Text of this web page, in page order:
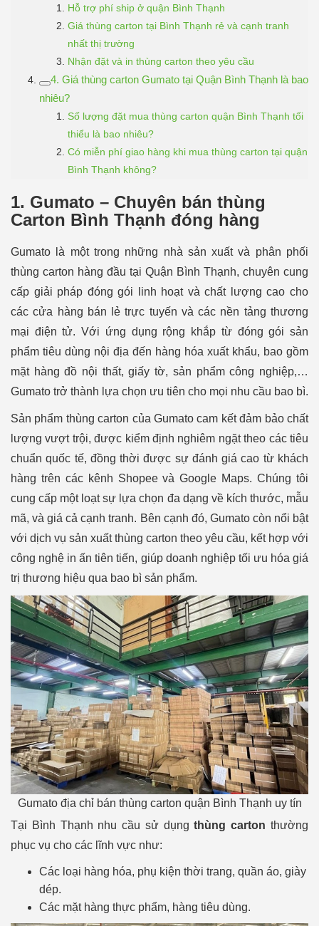
Hỗ trợ phí ship ở quận Bình Thạnh
Giá thùng carton tại Bình Thạnh rẻ và cạnh tranh
nhất thị trường
Nhận đặt và in thùng carton theo yêu cầu
4. Giá thùng carton Gumato tại Quận Bình Thạnh là bao
nhiêu?
Số lượng đặt mua thùng carton quận Bình Thạnh tối
thiểu là bao nhiêu?
Có miễn phí giao hàng khi mua thùng carton tại quận
Bình Thạnh không?
1. Gumato – Chuyên bán thùng
Carton Bình Thạnh đóng hàng
Gumato là một trong những nhà sản xuất và phân phối
thùng carton hàng đầu tại Quận Bình Thạnh, chuyên cung
cấp giải pháp đóng gói linh hoạt và chất lượng cao cho
các cửa hàng bán lẻ trực tuyến và các nền tảng thương
mại điện tử. Với ứng dụng rộng khắp từ đóng gói sản
phẩm tiêu dùng nội địa đến hàng hóa xuất khẩu, bao gồm
mặt hàng đồ nội thất, giấy tờ, sản phẩm công nghiệp,…
Gumato trở thành lựa chọn ưu tiên cho mọi nhu cầu bao bì.
Sản phẩm thùng carton của Gumato cam kết đảm bảo chất
lượng vượt trội, được kiểm định nghiêm ngặt theo các tiêu
chuẩn quốc tế, đồng thời được sự đánh giá cao từ khách
hàng trên các kênh Shopee và Google Maps. Chúng tôi
cung cấp một loạt sự lựa chọn đa dạng về kích thước, mẫu
mã, và giá cả cạnh tranh. Bên cạnh đó, Gumato còn nổi bật
với dịch vụ sản xuất thùng carton theo yêu cầu, kết hợp với
công nghệ in ấn tiên tiến, giúp doanh nghiệp tối ưu hóa giá
trị thương hiệu qua bao bì sản phẩm.
Gumato địa chỉ bán thùng carton quận Bình Thạnh uy tín
Tại Bình Thạnh nhu cầu sử dụngthùng carton thường
phục vụ cho các lĩnh vực như:
Các loại hàng hóa, phụ kiện thời trang, quần áo, giày
dép.
Các mặt hàng thực phẩm, hàng tiêu dùng.